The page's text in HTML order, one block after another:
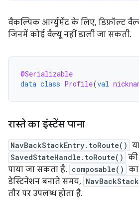
वैकल्पिक आर्ग्युमेंट के लिए, डिफ़ॉल्ट
जिनमें कोई वैल्यू नहीं डाली जा सकती.
@Serializable
data class Profile(val
रास्ते का इंस्टेंस पाना
NavBackStackEntry.toRoute()
SavedStateHandle.toRoute()
पाया जा सकता है. composable()
डेस्टिनेशन बनाते समय,
तौर पर उपलब्ध होता है.